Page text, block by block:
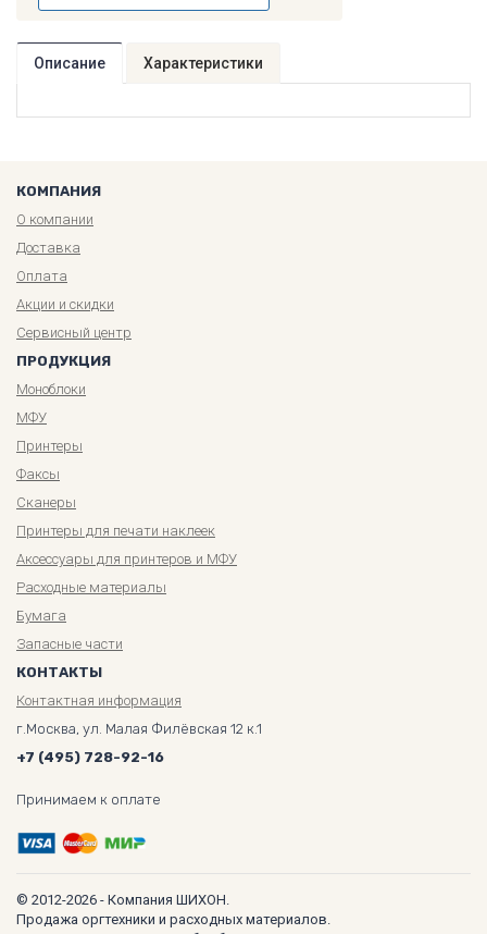
Описание Характеристики
КОМПАНИЯ
О компании
Доставка
Оплата
Акции и скидки
Сервисный центр
ПРОДУКЦИЯ
Моноблоки
МФУ
Принтеры
Факсы
Сканеры
Принтеры для печати наклеек
Аксессуары для принтеров и МФУ
Расходные материалы
Бумага
Запасные части
КОНТАКТЫ
Контактная информация
г.Москва, ул. Малая Филёвская 12 к.1
+7 (495) 728-92-16
Принимаем к оплате
© 2012-2026 - Компания ШИХОН.
Продажа оргтехники и расходных материалов.